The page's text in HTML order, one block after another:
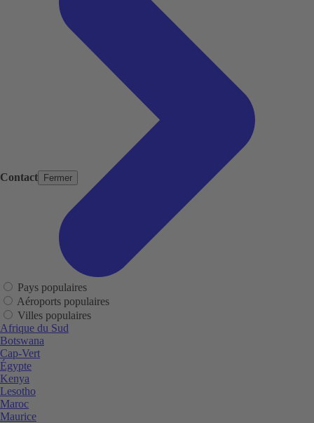
Contact Fermer
Pays populaires
Aéroports populaires
Villes populaires
Afrique du Sud
Botswana
Cap-Vert
Égypte
Kenya
Lesotho
Maroc
Maurice